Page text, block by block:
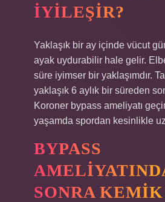
IYILEŞIR?
Yaklaşık bir ay içinde vücut
ayak uydurabilir hale gelir.
süre iyimser bir yaklaşımdır.
yaklaşık 6 aylık bir süreden
Koroner bypass ameliyatı
yaşamda spordan kesinlikle
BYPASS
SONRA